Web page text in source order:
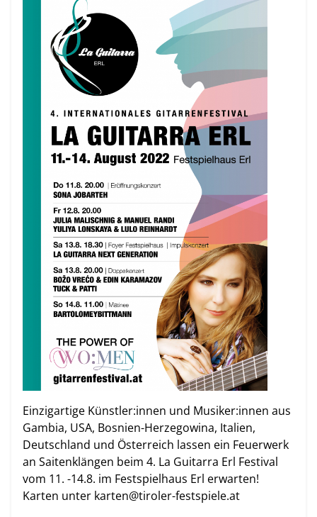
Einzigartige Künstler:innen und Musiker:innen aus
Gambia, USA, Bosnien-Herzegowina, Italien,
Deutschland und Österreich lassen ein Feuerwerk
an Saitenklängen beim 4. La Guitarra Erl Festival
vom 11. -14.8. im Festspielhaus Erl erwarten!
Karten unter karten@tiroler-festspiele.at